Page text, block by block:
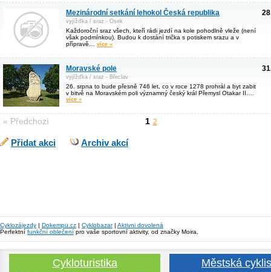
Mezinárodní setkání lehokol Česká republika
vyjížďka / sraz - Osek
Každoroční sraz všech, kteří rádi jezdí na kole pohodlně vleže (není
však podmínkou). Budou k dostání trička s potiskem srazu a v
přípravě… více »
Moravské pole
vyjížďka / sraz - Břeclav
26. srpna to bude přesně 746 let, co v roce 1278 prohrál a byt zabit
v bitvě na Moravském poli významný český král Přemysl Otakar II.…
více »
« Předchozí 1 2
Přidat akci Archiv akcí
Cyklozájezdy | Dokempu.cz | Cyklobazar| Aktivni dovolená
Perfektní funkční oblečení pro vaše sportovní aktivity, od značky Moira.
Cykloturistika Městská